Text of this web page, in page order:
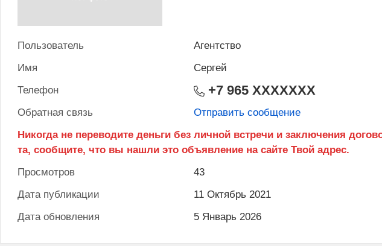
Пользователь
Агентство
Имя
Сергей
Телефон
+7 965 XXXXXXX
Обратная связь Отправить сообщение
Просмотров
43
Дата публикации
11 Октябрь 2021
Дата обновления
5 Январь 2026